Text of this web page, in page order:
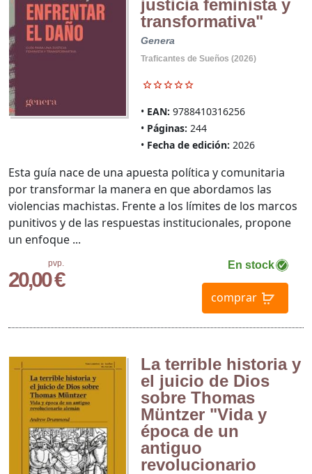
justicia feminista y
transformativa"
Genera
Traficantes de Sueños (2026)
EAN: 9788410316256
Páginas: 244
Fecha de edición: 2026
pvp.
20,00 €
En stock
comprar
Esta guía nace de una apuesta política y comunitaria
por transformar la manera en que abordamos las
violencias machistas. Frente a los límites de los marcos
punitivos y de las respuestas institucionales, propone
un enfoque ...
La terrible historia y
el juicio de Dios
sobre Thomas
Müntzer "Vida y
época de un
antiguo
revolucionario